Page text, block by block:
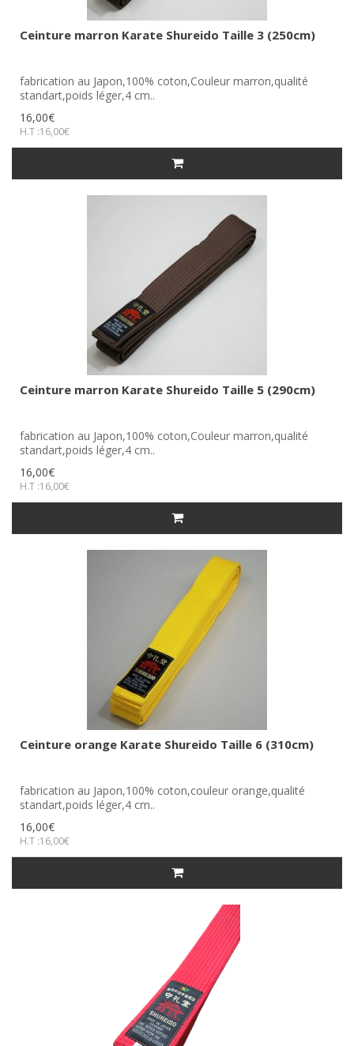
Ceinture marron Karate Shureido Taille 3 (250cm)
fabrication au Japon,100% coton,Couleur marron,qualité
standart,poids léger,4 cm..
16,00€
H.T :16,00€
Ceinture marron Karate Shureido Taille 5 (290cm)
fabrication au Japon,100% coton,Couleur marron,qualité
standart,poids léger,4 cm..
16,00€
H.T :16,00€
Ceinture orange Karate Shureido Taille 6 (310cm)
fabrication au Japon,100% coton,couleur orange,qualité
standart,poids léger,4 cm..
16,00€
H.T :16,00€